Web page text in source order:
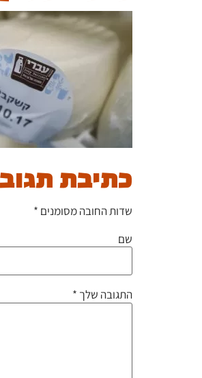
כתיבת
שדות החובה מסומנים *
שם
התגובה שלך *